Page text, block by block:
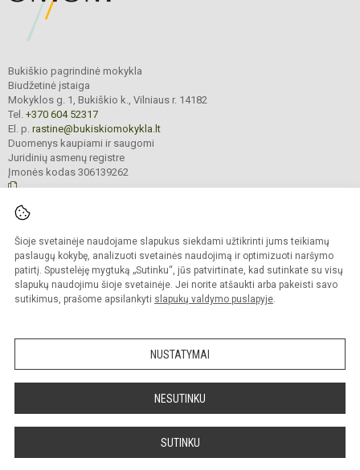
Šioje svetainėje naudojame slapukus siekdami užtikrinti jums teikiamų
paslaugų kokybę, analizuoti svetainės naudojimą ir optimizuoti naršymo
patirtį. Spustelėję mygtuką „Sutinku“, jūs patvirtinate, kad sutinkate su visų
slapukų naudojimu šioje svetainėje. Jei norite atšaukti arba pakeisti savo
sutikimus, prašome apsilankyti slapukų valdymo puslapyje.
NUSTATYMAI
NESUTINKU
SUTINKU
Bukiškio pagrindinė mokykla
Biudžetinė įstaiga
Mokyklos g. 1, Bukiškio k., Vilniaus r. 14182
Tel. +370 604 52317
El. p. rastine@bukiskiomokykla.lt
Duomenys kaupiami ir saugomi
Juridinių asmenų registre
Įmonės kodas 306139262
Kopijuoti turinį be raštiško Bukiškio pagrindinės mokyklos administracijos
sutikimo griežtai draudžiama.
Prieinamumo paraiška Slapukų valdymas
Sumanus būdas atnaujinti